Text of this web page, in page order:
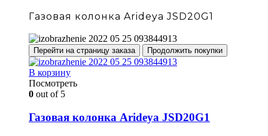
Газовая колонка Arideya JSD20G1
Перейти на страницу заказа Продолжить покупки
В корзину
Посмотреть
0 out of 5
Газовая колонка Arideya JSD20G1